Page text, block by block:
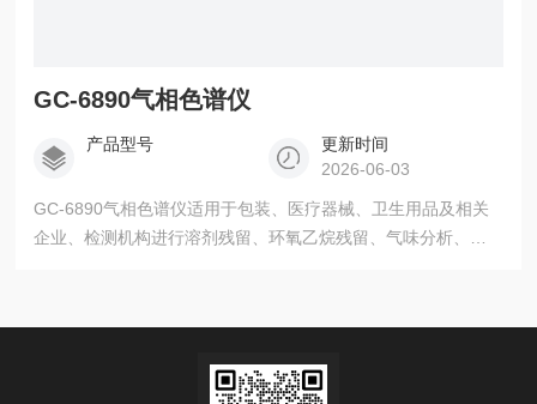
GC-6890气相色谱仪
产品型号
更新时间
2026-06-03
GC-6890气相色谱仪适用于包装、医疗器械、卫生用品及相关
企业、检测机构进行溶剂残留、环氧乙烷残留、气味分析、溶